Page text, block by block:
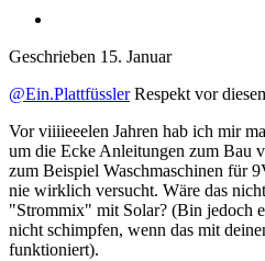
Geschrieben 15. Januar
@Ein.PlattfüsslerRespekt vor
Vor viiiieeelen Jahren hab ich mir
um die Ecke Anleitungen zum Bau
zum Beispiel Waschmaschinen für
nie wirklich versucht. Wäre das
"Strommix" mit Solar? (Bin jedoch
nicht schimpfen, wenn das mit
funktioniert).